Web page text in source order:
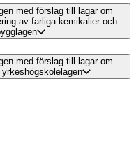
med förslag till lagar om
av farliga kemikalier och
med förslag till lagar om